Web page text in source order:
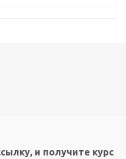
и получите курс